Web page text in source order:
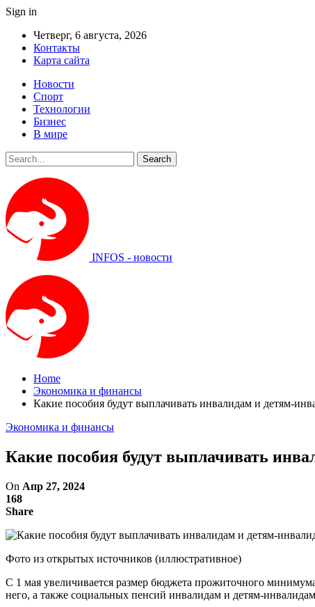
Sign in
Четверг, 6 августа, 2026
Контакты
Карта сайта
Новости
Спорт
Технологии
Бизнес
В мире
INFOS - новости
Home
Экономика и финансы
Какие пособия будут выплачивать инвалидам и детям-
Экономика и финансы
Какие пособия будут выплачивать
On Апр 27, 2024
168
Share
Фото из открытых источников (иллюстративное)
С 1 мая увеличивается размер бюджета прожиточного
него, а также социальных пенсий инвалидам и детям-